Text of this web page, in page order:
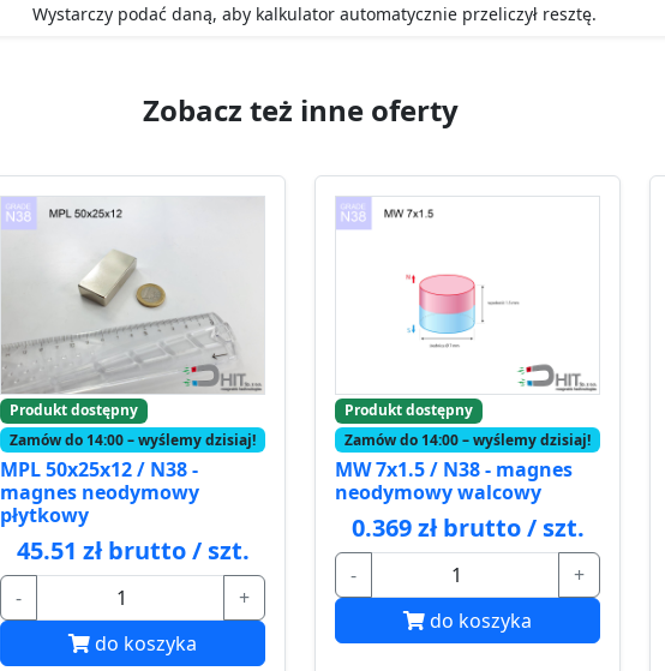
Wystarczy podać daną, aby kalkulator automatycznie przeliczył resztę.
Zobacz też inne oferty
Produkt dostępny
Zamów do 14:00 – wyślemy dzisiaj!
MPL 50x25x12 / N38 -
magnes neodymowy
płytkowy
45.51 zł brutto / szt.
-
+
do koszyka
Produkt dostępny
Zamów do 14:00 – wyślemy dzisiaj!
MW 7x1.5 / N38 - magnes
neodymowy walcowy
0.369 zł brutto / szt.
-
+
do koszyka